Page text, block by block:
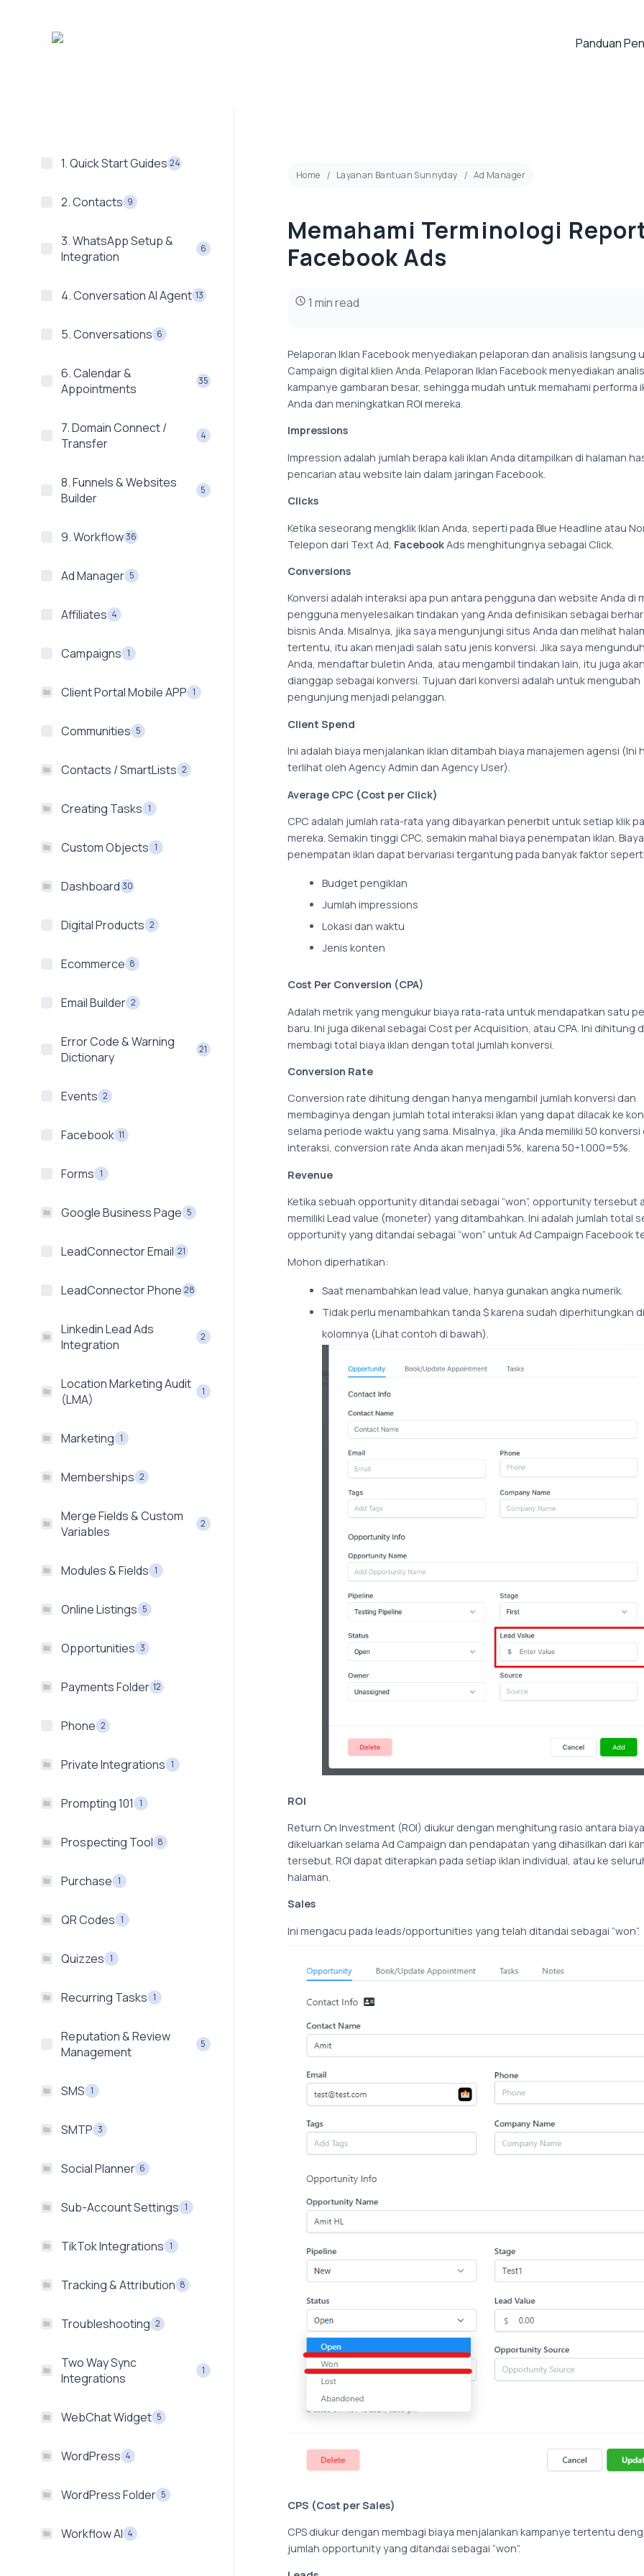
Panduan
1. Quick Start Guides 24
2. Contacts 9
3. WhatsApp Setup &
Integration
6
4. Conversation AI Agent 13
5. Conversations 6
6. Calendar &
Appointments
35
7. Domain Connect /
Transfer
4
8. Funnels & Websites
Builder
5
9. Workflow36
Ad Manager 5
Affiliates 4
Campaigns 1
Client Portal Mobile APP 1
Communities 5
Contacts / SmartLists 2
Creating Tasks 1
Custom Objects 1
Dashboard 30
Digital Products 2
Ecommerce 8
Email Builder 2
Error Code & Warning
Dictionary
21
Events 2
Facebook 11
Forms 1
Google Business Page 5
LeadConnector Email 21
LeadConnector Phone 28
Linkedin Lead Ads
Integration
2
Location Marketing Audit
(LMA)
1
Marketing 1
Memberships 2
Merge Fields & Custom
Variables
2
Modules & Fields 1
Online Listings 5
Opportunities 3
Payments Folder 12
Phone 2
Private Integrations 1
Prompting 101 1
Prospecting Tool 8
Purchase 1
QR Codes 1
Quizzes 1
Recurring Tasks 1
Reputation & Review
Management
5
SMS 1
SMTP 3
Social Planner 6
Sub-Account Settings 1
TikTok Integrations 1
Tracking & Attribution 8
Troubleshooting 2
Two Way Sync
Integrations
1
WebChat Widget 5
WordPress 4
WordPress Folder 5
Workflow AI 4
Home Layanan Bantuan Sunnyday Ad Manager
Memahami Terminologi
Facebook Ads
1 min read
Pelaporan Iklan Facebook menyediakan pelaporan dan analisis langsung
Campaign digital klien Anda. Pelaporan Iklan Facebook menyediakan
kampanye gambaran besar, sehingga mudah untuk memahami performa
Anda dan meningkatkan ROI mereka.
Impressions
Impression adalah jumlah berapa kali iklan Anda ditampilkan di halaman
pencarian atau website lain dalam jaringan Facebook.
Clicks
Ketika seseorang mengklik Iklan Anda, seperti pada Blue Headline atau
Telepon dari Text Ad, FacebookAds menghitungnya sebagai Click.
Conversions
Konversi adalah interaksi apa pun antara pengguna dan website Anda di
pengguna menyelesaikan tindakan yang Anda definisikan sebagai
bisnis Anda. Misalnya, jika saya mengunjungi situs Anda dan melihat
tertentu, itu akan menjadi salah satu jenis konversi. Jika saya
Anda, mendaftar buletin Anda, atau mengambil tindakan lain, itu juga
dianggap sebagai konversi. Tujuan dari konversi adalah untuk mengubah
pengunjung menjadi pelanggan.
Client Spend
Ini adalah biaya menjalankan iklan ditambah biaya manajemen agensi (Ini
terlihat oleh Agency Admin dan Agency User).
Average CPC (Cost per Click)
CPC adalah jumlah rata-rata yang dibayarkan penerbit untuk setiap klik
mereka. Semakin tinggi CPC, semakin mahal biaya penempatan iklan. Biaya
penempatan iklan dapat bervariasi tergantung pada banyak faktor
Budget pengiklan
Jumlah impressions
Lokasi dan waktu
Jenis konten
Cost Per Conversion (CPA)
Adalah metrik yang mengukur biaya rata-rata untuk mendapatkan satu
baru. Ini juga dikenal sebagai Cost per Acquisition, atau CPA. Ini dihitung
membagi total biaya iklan dengan total jumlah konversi.
Conversion Rate
Conversion rate dihitung dengan hanya mengambil jumlah konversi dan
membaginya dengan jumlah total interaksi iklan yang dapat dilacak ke
selama periode waktu yang sama. Misalnya, jika Anda memiliki 50 konversi
interaksi, conversion rate Anda akan menjadi 5%, karena 50÷1.000=5%.
Revenue
Ketika sebuah opportunity ditandai sebagai “won”, opportunity tersebut
memiliki Lead value (moneter) yang ditambahkan. Ini adalah jumlah total
opportunity yang ditandai sebagai “won” untuk Ad Campaign Facebook
Mohon diperhatikan:
Saat menambahkan lead value, hanya gunakan angka numerik.
Tidak perlu menambahkan tanda $ karena sudah diperhitungkan di
kolomnya (Lihat contoh di bawah).
ROI
Return On Investment (ROI) diukur dengan menghitung rasio antara
dikeluarkan selama Ad Campaign dan pendapatan yang dihasilkan dari
tersebut. ROI dapat diterapkan pada setiap iklan individual, atau ke
halaman.
Sales
Ini mengacu pada leads/opportunities yang telah ditandai sebagai “won”.
CPS (Cost per Sales)
CPS diukur dengan membagi biaya menjalankan kampanye tertentu
jumlah opportunity yang ditandai sebagai “won”.